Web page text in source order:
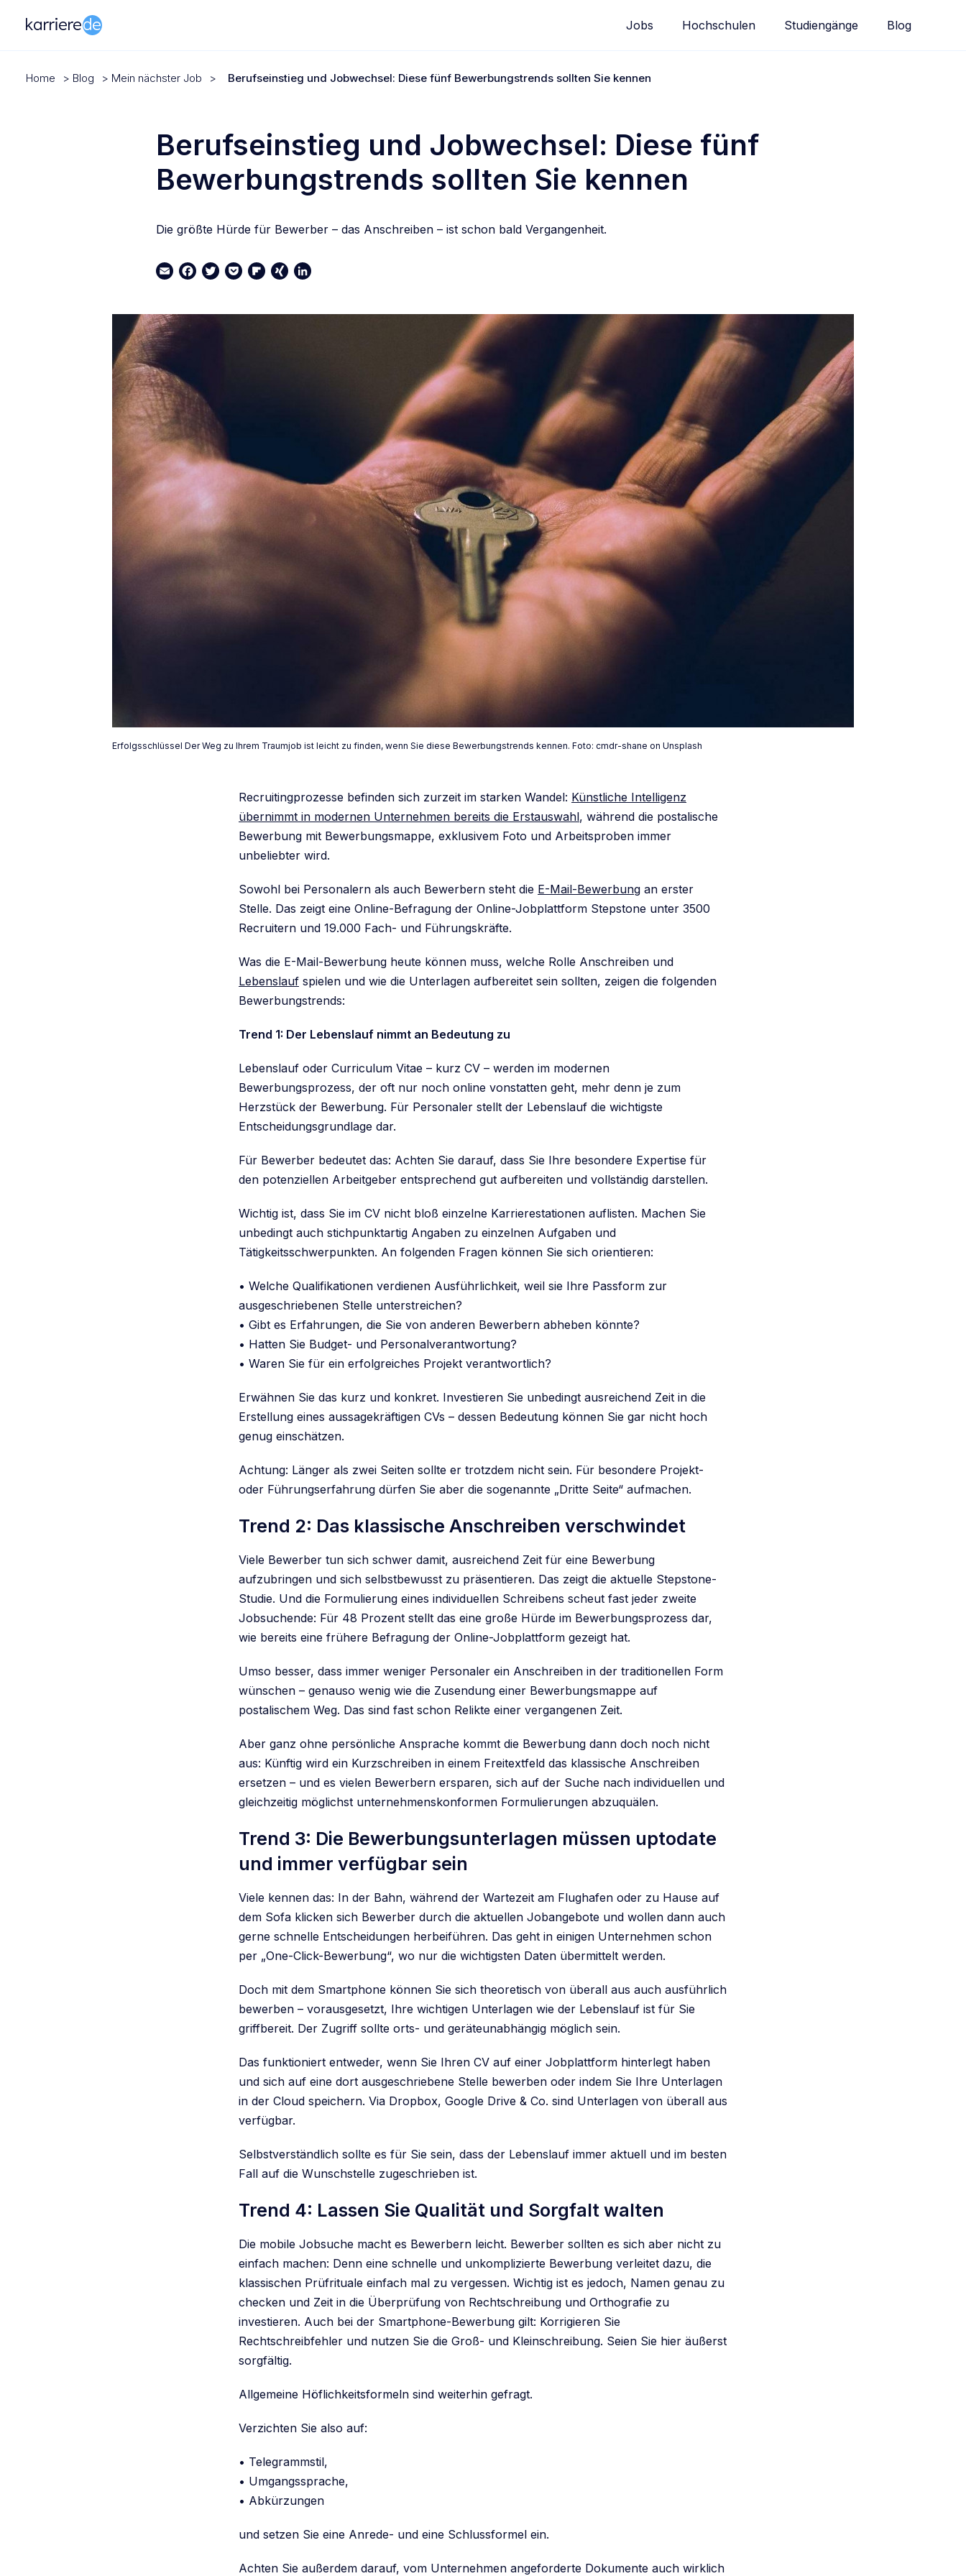
Jobs Hochschulen Studiengänge Blog
Home > Blog > Mein nächster Job > Berufseinstieg und Jobwechsel: Diese fünf Bewerbungstrends sollten Sie kennen
Berufseinstieg und Jobwechsel: Diese fünf
Bewerbungstrends sollten Sie kennen
Die größte Hürde für Bewerber – das Anschreiben – ist schon bald Vergangenheit.
EmailFacebook
TwitterPocketFlipboard
XINGLinkedIn
Erfolgsschlüssel Der Weg zu Ihrem Traumjob ist leicht zu finden, wenn Sie diese Bewerbungstrends kennen. Foto: cmdr-shane on Unsplash
Recruitingprozesse befinden sich zurzeit im starken Wandel: Künstliche Intelligenz
übernimmt in modernen Unternehmen bereits die Erstauswahl, während die postalische
Bewerbung mit Bewerbungsmappe, exklusivem Foto und Arbeitsproben immer
unbeliebter wird.
Sowohl bei Personalern als auch Bewerbern steht die E-Mail-Bewerbung an erster
Stelle. Das zeigt eine Online-Befragung der Online-Jobplattform Stepstone unter 3500
Recruitern und 19.000 Fach- und Führungskräfte.
Was die E-Mail-Bewerbung heute können muss, welche Rolle Anschreiben und
Lebenslauf spielen und wie die Unterlagen aufbereitet sein sollten, zeigen die folgenden
Bewerbungstrends:
Trend 1: Der Lebenslauf nimmt an Bedeutung zu
Lebenslauf oder Curriculum Vitae – kurz CV – werden im modernen
Bewerbungsprozess, der oft nur noch online vonstatten geht, mehr denn je zum
Herzstück der Bewerbung. Für Personaler stellt der Lebenslauf die wichtigste
Entscheidungsgrundlage dar.
Für Bewerber bedeutet das: Achten Sie darauf, dass Sie Ihre besondere Expertise für
den potenziellen Arbeitgeber entsprechend gut aufbereiten und vollständig darstellen.
Wichtig ist, dass Sie im CV nicht bloß einzelne Karrierestationen auflisten. Machen Sie
unbedingt auch stichpunktartig Angaben zu einzelnen Aufgaben und
Tätigkeitsschwerpunkten. An folgenden Fragen können Sie sich orientieren:
• Welche Qualifikationen verdienen Ausführlichkeit, weil sie Ihre Passform zur
ausgeschriebenen Stelle unterstreichen?
• Gibt es Erfahrungen, die Sie von anderen Bewerbern abheben könnte?
• Hatten Sie Budget- und Personalverantwortung?
• Waren Sie für ein erfolgreiches Projekt verantwortlich?
Erwähnen Sie das kurz und konkret. Investieren Sie unbedingt ausreichend Zeit in die
Erstellung eines aussagekräftigen CVs – dessen Bedeutung können Sie gar nicht hoch
genug einschätzen.
Achtung: Länger als zwei Seiten sollte er trotzdem nicht sein. Für besondere Projekt-
oder Führungserfahrung dürfen Sie aber die sogenannte „Dritte Seite“ aufmachen.
Trend 2: Das klassische Anschreiben verschwindet
Viele Bewerber tun sich schwer damit, ausreichend Zeit für eine Bewerbung
aufzubringen und sich selbstbewusst zu präsentieren. Das zeigt die aktuelle Stepstone-
Studie. Und die Formulierung eines individuellen Schreibens scheut fast jeder zweite
Jobsuchende: Für 48 Prozent stellt das eine große Hürde im Bewerbungsprozess dar,
wie bereits eine frühere Befragung der Online-Jobplattform gezeigt hat.
Umso besser, dass immer weniger Personaler ein Anschreiben in der traditionellen Form
wünschen – genauso wenig wie die Zusendung einer Bewerbungsmappe auf
postalischem Weg. Das sind fast schon Relikte einer vergangenen Zeit.
Aber ganz ohne persönliche Ansprache kommt die Bewerbung dann doch noch nicht
aus: Künftig wird ein Kurzschreiben in einem Freitextfeld das klassische Anschreiben
ersetzen – und es vielen Bewerbern ersparen, sich auf der Suche nach individuellen und
gleichzeitig möglichst unternehmenskonformen Formulierungen abzuquälen.
Trend 3: Die Bewerbungsunterlagen müssen uptodate
und immer verfügbar sein
Viele kennen das: In der Bahn, während der Wartezeit am Flughafen oder zu Hause auf
dem Sofa klicken sich Bewerber durch die aktuellen Jobangebote und wollen dann auch
gerne schnelle Entscheidungen herbeiführen. Das geht in einigen Unternehmen schon
per „One-Click-Bewerbung“, wo nur die wichtigsten Daten übermittelt werden.
Doch mit dem Smartphone können Sie sich theoretisch von überall aus auch ausführlich
bewerben – vorausgesetzt, Ihre wichtigen Unterlagen wie der Lebenslauf ist für Sie
griffbereit. Der Zugriff sollte orts- und geräteunabhängig möglich sein.
Das funktioniert entweder, wenn Sie Ihren CV auf einer Jobplattform hinterlegt haben
und sich auf eine dort ausgeschriebene Stelle bewerben oder indem Sie Ihre Unterlagen
in der Cloud speichern. Via Dropbox, Google Drive & Co. sind Unterlagen von überall aus
verfügbar.
Selbstverständlich sollte es für Sie sein, dass der Lebenslauf immer aktuell und im besten
Fall auf die Wunschstelle zugeschrieben ist.
Trend 4: Lassen Sie Qualität und Sorgfalt walten
Die mobile Jobsuche macht es Bewerbern leicht. Bewerber sollten es sich aber nicht zu
einfach machen: Denn eine schnelle und unkomplizierte Bewerbung verleitet dazu, die
klassischen Prüfrituale einfach mal zu vergessen. Wichtig ist es jedoch, Namen genau zu
checken und Zeit in die Überprüfung von Rechtschreibung und Orthografie zu
investieren. Auch bei der Smartphone-Bewerbung gilt: Korrigieren Sie
Rechtschreibfehler und nutzen Sie die Groß- und Kleinschreibung. Seien Sie hier äußerst
sorgfältig.
Allgemeine Höflichkeitsformeln sind weiterhin gefragt.
Verzichten Sie also auf:
• Telegrammstil,
• Umgangssprache,
• Abkürzungen
und setzen Sie eine Anrede- und eine Schlussformel ein.
Achten Sie außerdem darauf, vom Unternehmen angeforderte Dokumente auch wirklich